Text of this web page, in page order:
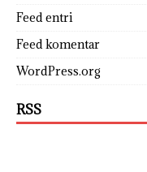
Feed entri
Feed komentar
WordPress.org
RSS